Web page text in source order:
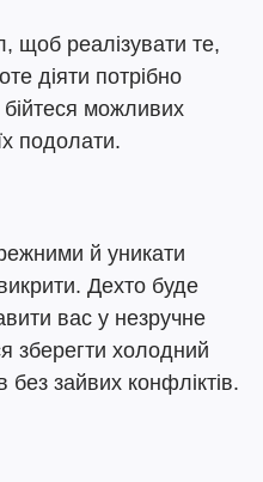
щоб реалізувати те,
діяти потрібно
можливих
подолати.
й уникати
Дехто буде
вас у незручне
зберегти холодний
без зайвих конфліктів.